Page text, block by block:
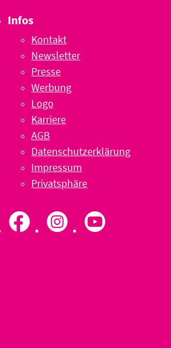
Infos
Kontakt
Newsletter
Presse
Werbung
Logo
Karriere
AGB
Datenschutzerklärung
Impressum
Privatsphäre